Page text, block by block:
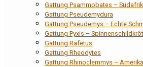
Gattung Psammobates –
Gattung Pseudemydura
Gattung Pseudemys – Echte
Gattung Pyxis –
Gattung Rafetus
Gattung Rheodytes
Gattung Rhinoclemmys –